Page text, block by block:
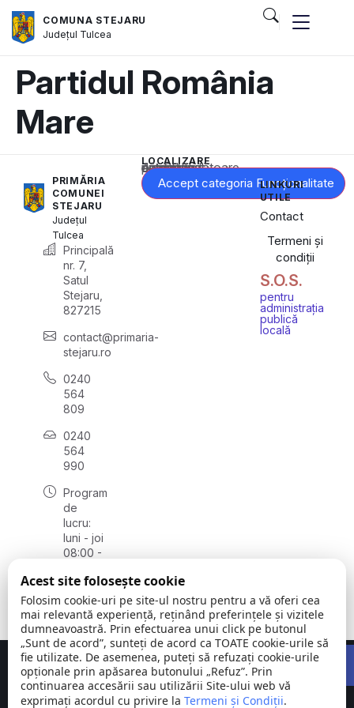
COMUNA STEJARU
Județul Tulcea
Partidul România
Mare
PRIMĂRIA
COMUNEI
STEJARU
Județul
Tulcea
Principală
nr. 7,
Satul
Stejaru,
827215
contact@primaria-
stejaru.ro
0240
564
809
0240
564
990
Program
de
lucru:
luni - joi
08:00 -
vineri
08:00 -
14:00
LOCALIZARE
Acest conținut este blocat până când acceptați categoria corespunzătoare de cookie-uri.
Accept categoria Funcționalitate
LINKURI
UTILE
Contact
Termeni și
condiții
S.O.S.
pentru
administrația
publică
locală
Comuna © Toate
Concept realizat deBig Media Relații Publice SRL
Acest site folosește cookie
Folosim cookie-uri pe site-ul nostru pentru a vă oferi cea
mai relevantă experiență, reținând preferințele și vizitele
dumneavoastră. Prin efectuarea unui click pe butonul
„Sunt de acord”, sunteți de acord ca TOATE cookie-urile să
fie utilizate. De asemenea, puteți să refuzați cookie-urile
opționale prin apăsarea butonului „Refuz”. Prin
continuarea accesării sau utilizării Site-ului web vă
exprimați acordul cu privire la Termeni și Condiții.